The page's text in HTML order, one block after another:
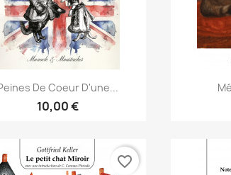
Aperçu rapide
De Coeur D'une...
10,00 €

favorite_border